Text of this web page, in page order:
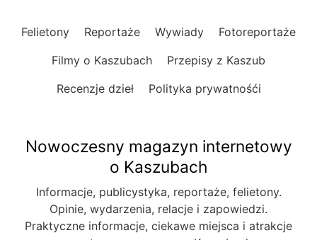
Felietony Reportaże Wywiady
Fotoreportaże
Filmy o Kaszubach
Przepisy z Kaszub
Recenzje dzieł
Polityka prywatnośći
Nowoczesny magazyn internetowy
o Kaszubach
Informacje, publicystyka, reportaże, felietony.
Opinie, wydarzenia, relacje i zapowiedzi.
Praktyczne informacje, ciekawe miejsca i atrakcje